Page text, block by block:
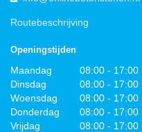
Routebeschrijving
Openingstijden
Maandag
08:00 - 17:00
Dinsdag
08:00 - 17:00
Woensdag
08:00 - 17:00
Donderdag
08:00 - 17:00
Vrijdag
08:00 - 17:00